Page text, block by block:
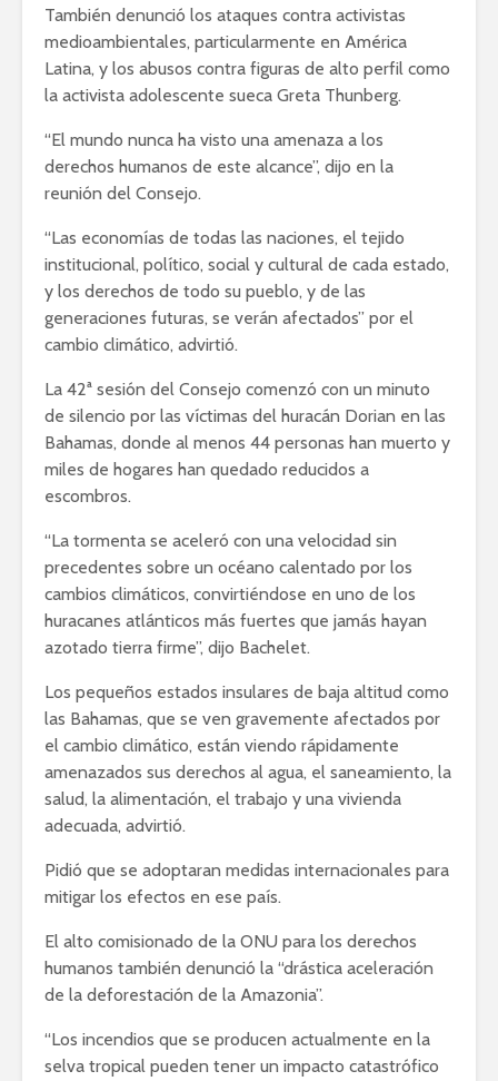
También denunció los ataques contra activistas
medioambientales, particularmente en América
Latina, y los abusos contra figuras de alto perfil como
la activista adolescente sueca Greta Thunberg.
“El mundo nunca ha visto una amenaza a los
derechos humanos de este alcance”, dijo en la
reunión del Consejo.
“Las economías de todas las naciones, el tejido
institucional, político, social y cultural de cada estado,
y los derechos de todo su pueblo, y de las
generaciones futuras, se verán afectados” por el
cambio climático, advirtió.
La 42ª sesión del Consejo comenzó con un minuto
de silencio por las víctimas del huracán Dorian en las
Bahamas, donde al menos 44 personas han muerto y
miles de hogares han quedado reducidos a
escombros.
“La tormenta se aceleró con una velocidad sin
precedentes sobre un océano calentado por los
cambios climáticos, convirtiéndose en uno de los
huracanes atlánticos más fuertes que jamás hayan
azotado tierra firme”, dijo Bachelet.
Los pequeños estados insulares de baja altitud como
las Bahamas, que se ven gravemente afectados por
el cambio climático, están viendo rápidamente
amenazados sus derechos al agua, el saneamiento, la
salud, la alimentación, el trabajo y una vivienda
adecuada, advirtió.
Pidió que se adoptaran medidas internacionales para
mitigar los efectos en ese país.
El alto comisionado de la ONU para los derechos
humanos también denunció la “drástica aceleración
de la deforestación de la Amazonia”.
“Los incendios que se producen actualmente en la
selva tropical pueden tener un impacto catastrófico